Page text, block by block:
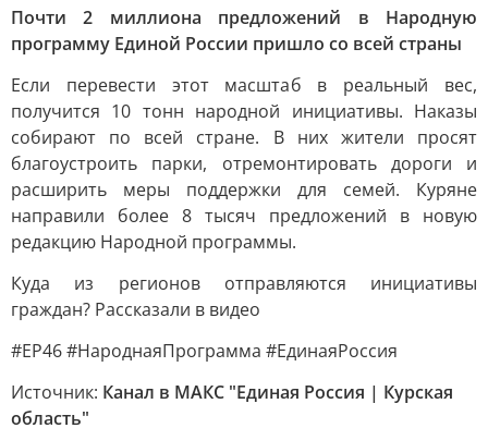
Почти 2 миллиона предложений в Народную
программу Единой России пришло со всей страны
Если перевести этот масштаб в реальный вес,
получится 10 тонн народной инициативы. Наказы
собирают по всей стране. В них жители просят
благоустроить парки, отремонтировать дороги и
расширить меры поддержки для семей. Куряне
направили более 8 тысяч предложений в новую
редакцию Народной программы.
Куда из регионов отправляются инициативы
граждан? Рассказали в видео
#ЕР46 #НароднаяПрограмма #ЕдинаяРоссия
Источник: Канал в МАКС "Единая Россия | Курская
область"